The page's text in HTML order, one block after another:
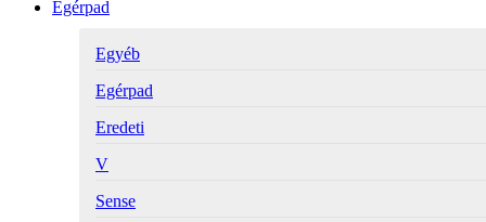
Egérpad
Egyéb
Egérpad
Eredeti
V
Sense